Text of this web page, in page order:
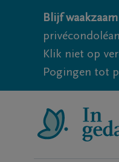
Blijf
Klik niet op
Pogingen tot